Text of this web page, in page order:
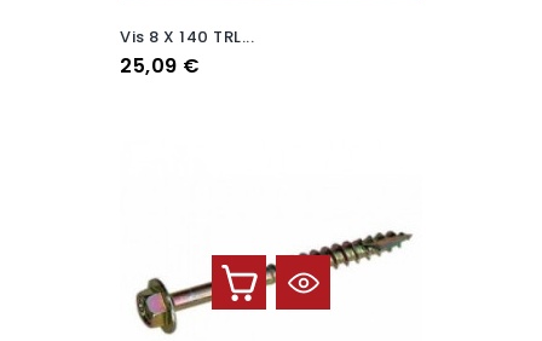
Vis 8 X 140 TRL...
Prix
25,09 €